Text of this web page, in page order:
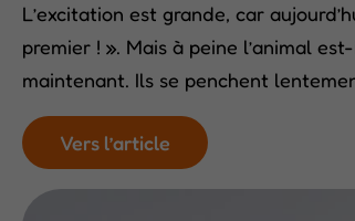
L’excitation est grande, car
premier ! ». Mais à peine l’animal
maintenant. Ils se penchent
Vers l’article